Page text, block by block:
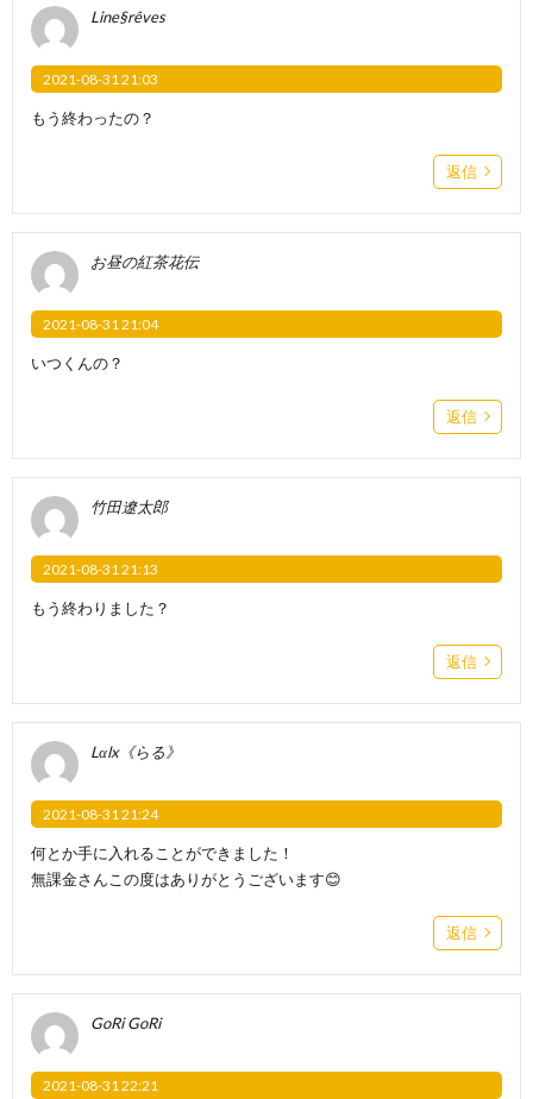
Line§rêves
2021-08-31 21:03
もう終わったの？
返信
お昼の紅茶花伝
2021-08-31 21:04
いつくんの？
返信
竹田遼太郎
2021-08-31 21:13
もう終わりました？
返信
Lαlx《らる》
2021-08-31 21:24
何とか手に入れることができました！
無課金さんこの度はありがとうございます😊
返信
GoRi GoRi
2021-08-31 22:21